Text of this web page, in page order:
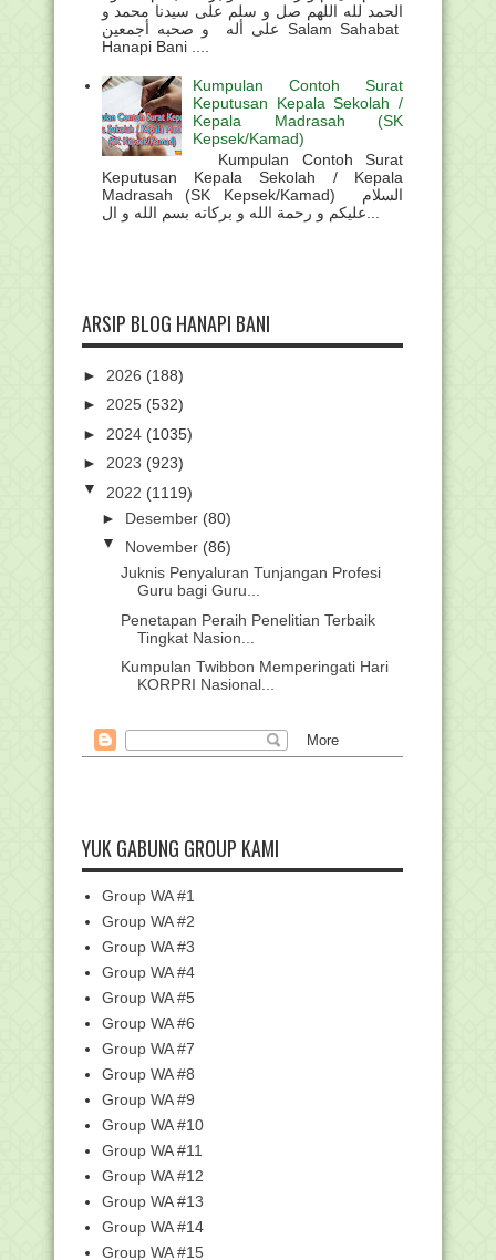
الحمد لله اللهم صل و سلم على سيدنا محمد و
على أله و صحبه أجمعين Salam Sahabat
Hanapi Bani ....
Kumpulan Contoh Surat
Keputusan Kepala Sekolah /
Kepala Madrasah (SK
Kepsek/Kamad)
Kumpulan Contoh Surat
Keputusan Kepala Sekolah / Kepala
Madrasah (SK Kepsek/Kamad) السلام
ARSIP BLOG HANAPI BANI
► 2026 (188)
► 2025 (532)
► 2024 (1035)
► 2023 (923)
▼ 2022 (1119)
► Desember (80)
▼ November (86)
Juknis Penyaluran Tunjangan Profesi
Guru bagi Guru...
Penetapan Peraih Penelitian Terbaik
Tingkat Nasion...
Kumpulan Twibbon Memperingati Hari
KORPRI Nasional...
KKG/MGMP/MGBK/KKM/P...
Pedoman Peringatan Hari Ulang Tahun
Mars Guru Madrasah (Lirik, Notasi dan
Video)
Kemenag Libatkan 400 Guru dalam
Upacara Peringatan...
Kemenag Minta Guru Madrasah
Beradaptasi dengan Per...
Pedoman Pelaksanaan Upacara
Bendera Hari Guru Nasi...
Kumpulan Twibbon Hari Guru Kemenag
dan Kemendikbud...
PIDATO MENDIKBUDRISTEK PADA
PERINGATAN HARI GURU N...
Download Bukti Fisik Akreditasi
Sekolah/Madrasah -...
Kemenag Terbitkan Edaran Upacara
Bendera Hari Guru...
Amanat Menteri Agama pada Hari Guru
2022
YUK GABUNG GROUP KAMI
Group WA #1
Group WA #2
Group WA #3
Group WA #4
Group WA #5
Group WA #6
Group WA #7
Group WA #8
Group WA #9
Group WA #10
Group WA #11
Group WA #12
Group WA #13
Group WA #14
Group WA #15